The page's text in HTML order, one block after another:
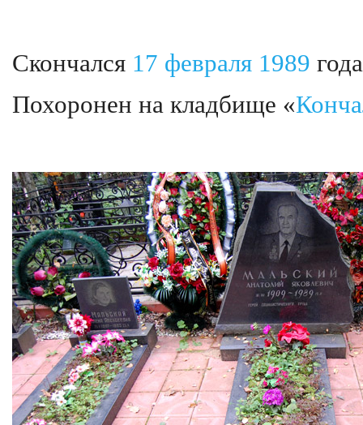
Скончался 17 февраля 1989
Похоронен на кладбище «